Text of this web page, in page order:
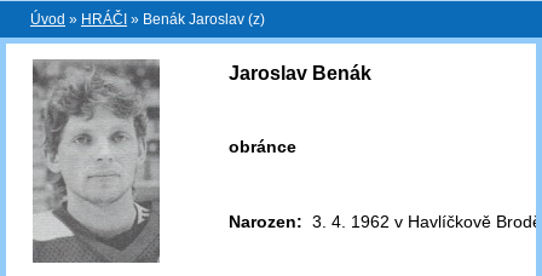
Úvod » HRÁČI » Benák Jaroslav (z)
Jaroslav Benák
obránce
Narozen: 3. 4. 1962 v Havlíčkově Brodě